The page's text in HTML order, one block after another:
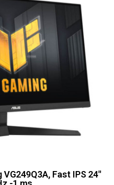
Fast IPS 24"